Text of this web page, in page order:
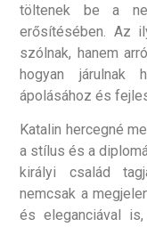
töltenek be a
erősítésében. Az
szólnak, hanem
hogyan járulnak
ápolásához és
Katalin hercegné
a stílus és a
királyi család
nemcsak a
és eleganciával